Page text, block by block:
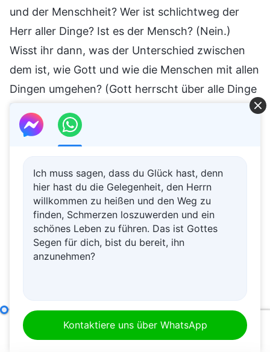
und der Menschheit? Wer ist schlichtweg der
Herr aller Dinge? Ist es der Mensch? (Nein.)
Wisst ihr dann, was der Unterschied zwischen
dem ist, wie Gott und wie die Menschen mit allen
Dingen umgehen? (Gott herrscht über alle Dinge
und ordnet sie, während der Mensch alles davon
genießt.) Stimmt ihr diesen Worten zu? (Ja.) Der
größte Unterschied zwischen Gott und der
herrscht und alle Dinge bereitstellt. Gott ist die
Quelle von allem und die Menschheit genießt alle
Dinge, während Gott sie bereitstellt. Das heißt,
der Mensch genießt alle Dinge, wenn er das
Leben akzeptiert, das Gott allen Dingen verleiht.
Herr ist. Richtig? Was ist dann aus der
Perspektive aller Dinge der Unterschied
Ich muss sagen, dass du Glück hast, denn
hier hast du die Gelegenheit, den Herrn
willkommen zu heißen und den Weg zu
finden, Schmerzen loszuwerden und ein
schönes Leben zu führen. Das ist Gottes
Segen für dich, bist du bereit, ihn
anzunehmen?
Kontaktiere uns über WhatsApp
Gott Selbst, der Einzigartige VIII